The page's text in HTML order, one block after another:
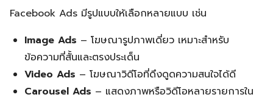
Facebook Ads มีรูปแบบให้เลือกหลายแบบ เช่น
Image Ads – โฆษณารูปภาพเดี่ยว เหมาะสำหรับ
ข้อความที่สั้นและตรงประเด็น
Video Ads – โฆษณาวิดีโอที่ดึงดูดความสนใจได้ดี
Carousel Ads – แสดงภาพหรือวิดีโอหลายรายการใน